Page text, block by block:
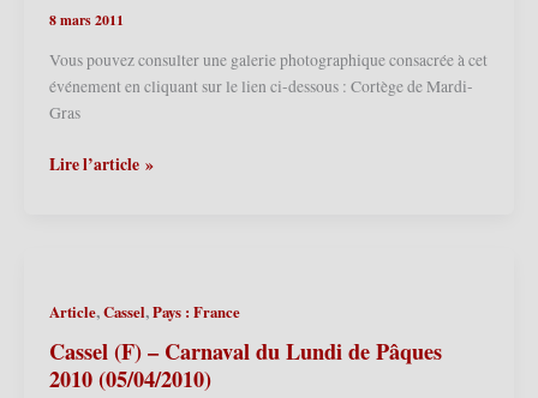
8 mars 2011
Vous pouvez consulter une galerie photographique consacrée à cet
événement en cliquant sur le lien ci-dessous : Cortège de Mardi-
Gras
Bailleul
Gras
2011
(08/03/2011)
Lire l’article »
Article,Cassel,Pays : France
Cassel (F) – Carnaval du Lundi de Pâques
2010 (05/04/2010)